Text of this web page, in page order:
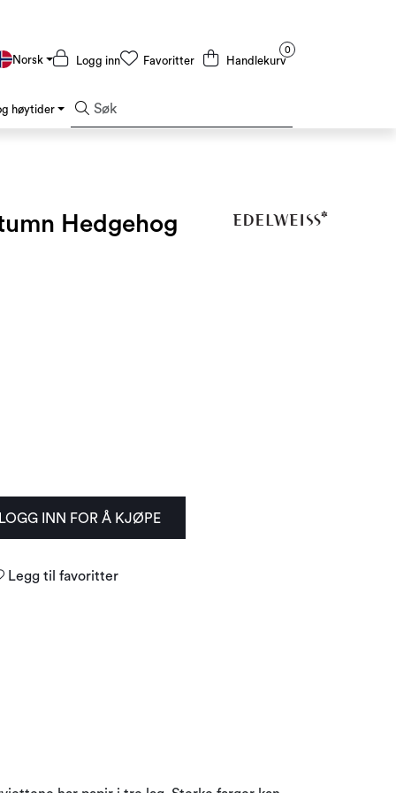
Norsk Logg inn Favoritter
0
Handlekurv
høytider Kampanjer og Outlet
Hedgehog
LOGG INN FOR Å KJØPE
Legg til favoritter